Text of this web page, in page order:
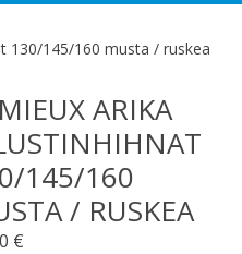
130/145/160 musta / ruskea
ARIKA
145/160
/ RUSKEA
€